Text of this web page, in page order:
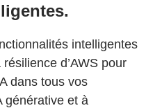
intelligentes
d’AWS pour
dans tous vos
générative et à